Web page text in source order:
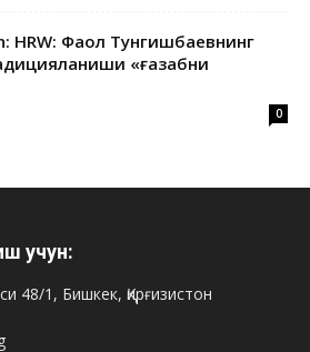
HRW: Фаол Тунгишбаевнинг
«ғазабни
0
учун:
48/1, Бишкек, Қирғизистон